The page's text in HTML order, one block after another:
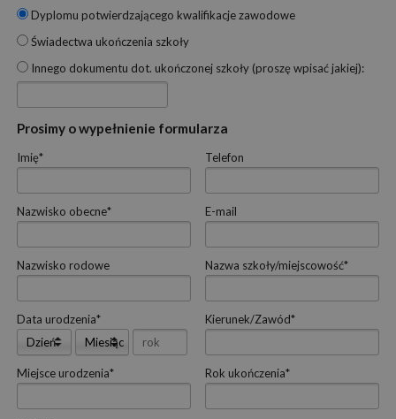
Dyplomu potwierdzającego kwalifikacje zawodowe
Świadectwa ukończenia szkoły
Innego dokumentu dot. ukończonej szkoły (proszę wpisać jakiej):
Prosimy o wypełnienie formularza
Imię*
Nazwisko obecne*
Nazwisko rodowe
Data urodzenia*
Dzień
Miesiąc
Miejsce urodzenia*
Telefon
E-mail
Nazwa szkoły/miejscowość*
Kierunek/Zawód*
Rok ukończenia*